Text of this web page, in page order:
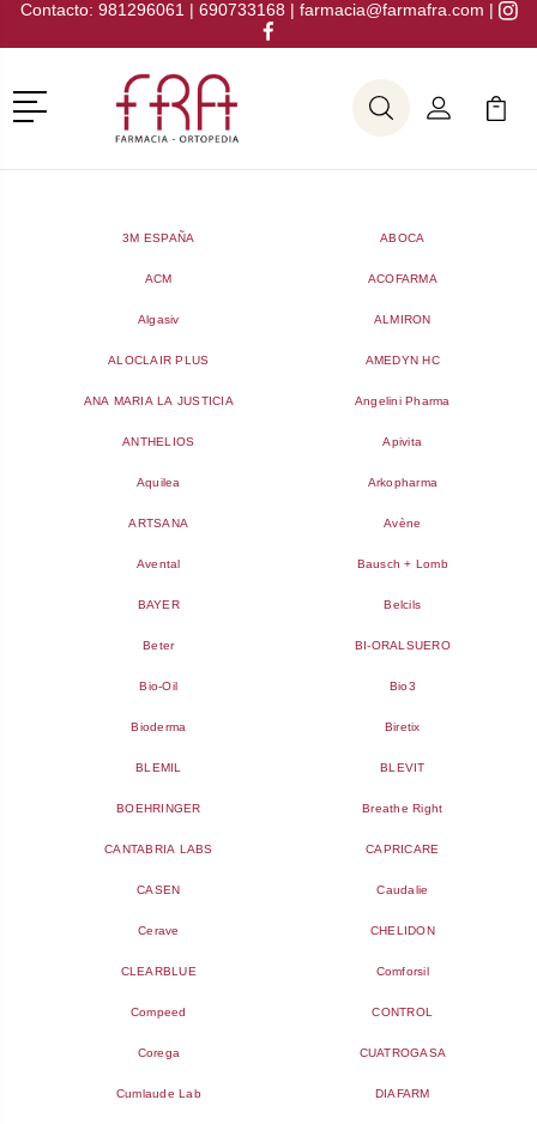
Contacto: 981296061 | 690733168 | farmacia@farmafra.com |
Menú
BuscarMi Cuenta
Mi
3M ESPAÑA ABOCA
ACM ACOFARMA
Algasiv ALMIRON
ALOCLAIR PLUS AMEDYN HC
ANA MARIA LA JUSTICIA Angelini Pharma
ANTHELIOS Apivita
Aquilea Arkopharma
ARTSANA Avène
Avental Bausch + Lomb
BAYER Belcils
Beter BI-ORALSUERO
Bio-Oil Bio3
Bioderma Biretix
BLEMIL BLEVIT
BOEHRINGER Breathe Right
CANTABRIA LABS CAPRICARE
CASEN Caudalie
Cerave CHELIDON
CLEARBLUE Comforsil
Compeed CONTROL
Corega CUATROGASA
Cumlaude Lab DIAFARM